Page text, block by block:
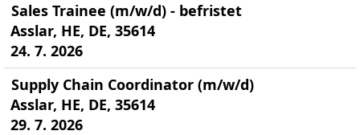
Sales Trainee (m/w/d) - befristet
Asslar, HE, DE, 35614
24. 7. 2026
Supply Chain Coordinator (m/w/d)
Asslar, HE, DE, 35614
29. 7. 2026